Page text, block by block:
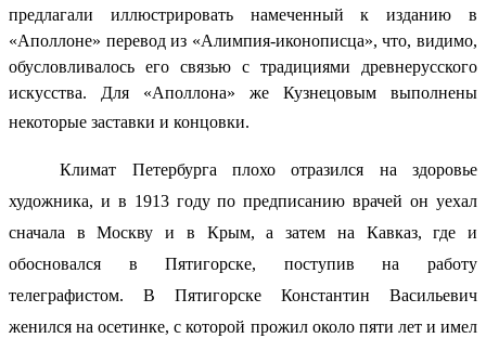
предлагали иллюстрировать намеченный к изданию в
«Аполлоне» перевод из «Алимпия-иконописца», что, видимо,
обусловливалось его связью с традициями древнерусского
искусства. Для «Аполлона» же Кузнецовым выполнены
некоторые заставки и концовки.
Климат Петербурга плохо отразился на здоровье
художника, и в 1913 году по предписанию врачей он уехал
сначала в Москву и в Крым, а затем на Кавказ, где и
обосновался в Пятигорске, поступив на работу
телеграфистом. В Пятигорске Константин Васильевич
женился на осетинке, с которой прожил около пяти лет и имел